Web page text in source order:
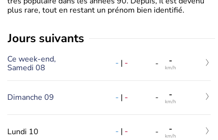
plus rare, tout en restant un prénom bien identifié.
jours suivants
Ce week-end,
Samedi 08
- | - - -
km/h
Dimanche 09 - | - - -
km/h
Lundi 10 - | - - -
km/h